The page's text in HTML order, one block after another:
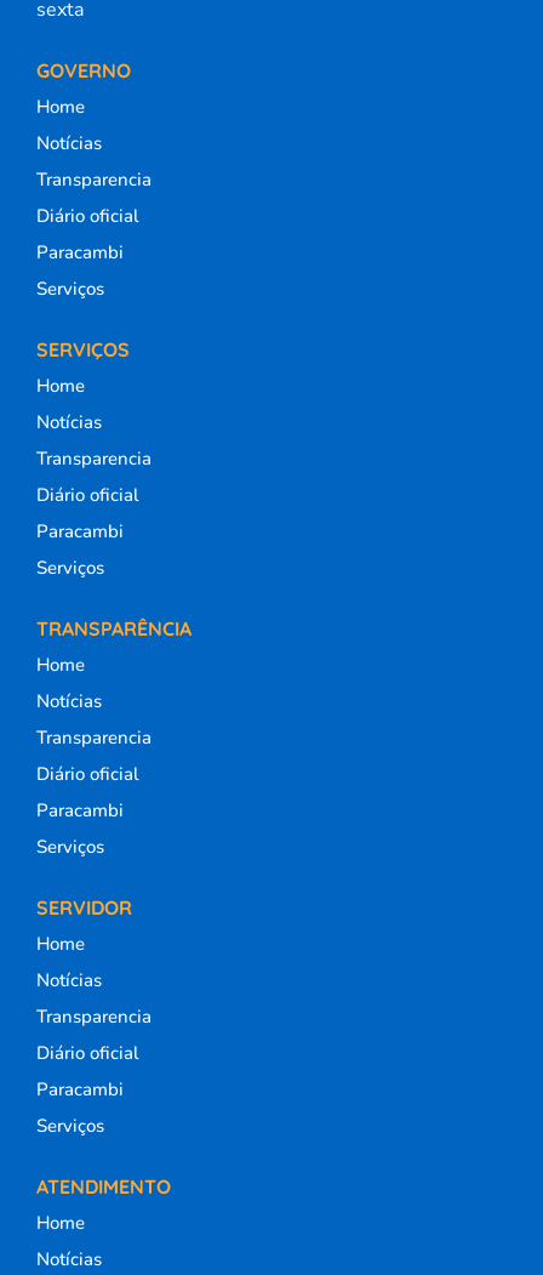
sexta
GOVERNO
Home
Notícias
Transparencia
Diário oficial
Paracambi
Serviços
SERVIÇOS
Home
Notícias
Transparencia
Diário oficial
Paracambi
Serviços
TRANSPARÊNCIA
Home
Notícias
Transparencia
Diário oficial
Paracambi
Serviços
SERVIDOR
Home
Notícias
Transparencia
Diário oficial
Paracambi
Serviços
ATENDIMENTO
Home
Notícias